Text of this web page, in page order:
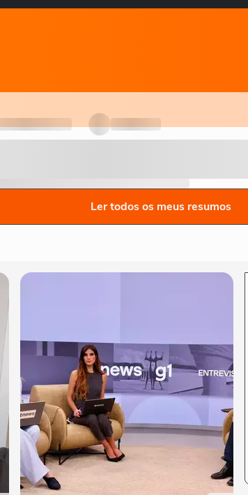
Ler todos os meus resumos